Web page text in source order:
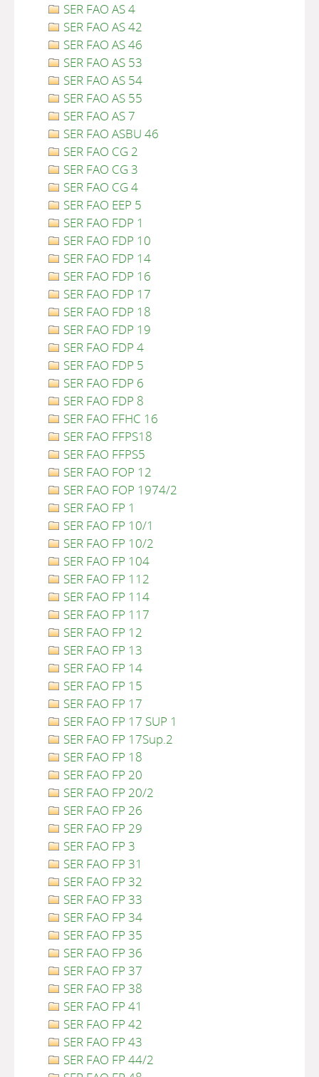
SER FAO AS 4
SER FAO AS 42
SER FAO AS 46
SER FAO AS 53
SER FAO AS 54
SER FAO AS 55
SER FAO AS 7
SER FAO ASBU 46
SER FAO CG 2
SER FAO CG 3
SER FAO CG 4
SER FAO EEP 5
SER FAO FDP 1
SER FAO FDP 10
SER FAO FDP 14
SER FAO FDP 16
SER FAO FDP 17
SER FAO FDP 18
SER FAO FDP 19
SER FAO FDP 4
SER FAO FDP 5
SER FAO FDP 6
SER FAO FDP 8
SER FAO FFHC 16
SER FAO FFPS18
SER FAO FFPS5
SER FAO FOP 12
SER FAO FOP 1974/2
SER FAO FP 1
SER FAO FP 10/1
SER FAO FP 10/2
SER FAO FP 104
SER FAO FP 112
SER FAO FP 114
SER FAO FP 117
SER FAO FP 12
SER FAO FP 13
SER FAO FP 14
SER FAO FP 15
SER FAO FP 17
SER FAO FP 17 SUP 1
SER FAO FP 17Sup.2
SER FAO FP 18
SER FAO FP 20
SER FAO FP 20/2
SER FAO FP 26
SER FAO FP 29
SER FAO FP 3
SER FAO FP 31
SER FAO FP 32
SER FAO FP 33
SER FAO FP 34
SER FAO FP 35
SER FAO FP 36
SER FAO FP 37
SER FAO FP 38
SER FAO FP 41
SER FAO FP 42
SER FAO FP 43
SER FAO FP 44/2